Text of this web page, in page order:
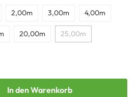
2,00m 3,00m 4,00m
20,00m 25,00m
In den Warenkorb